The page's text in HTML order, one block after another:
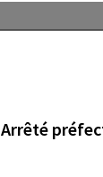
Arrêté